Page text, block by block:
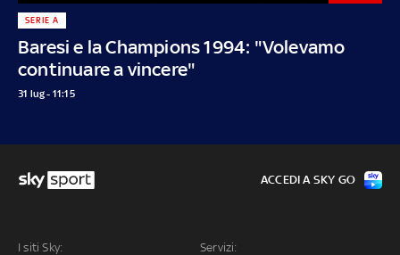
Baresi e la Champions 1994: "Volevamo
continuare a vincere"
SERIE A
31 lug - 11:15
I siti Sky: Servizi:
ACCEDI A SKY GO